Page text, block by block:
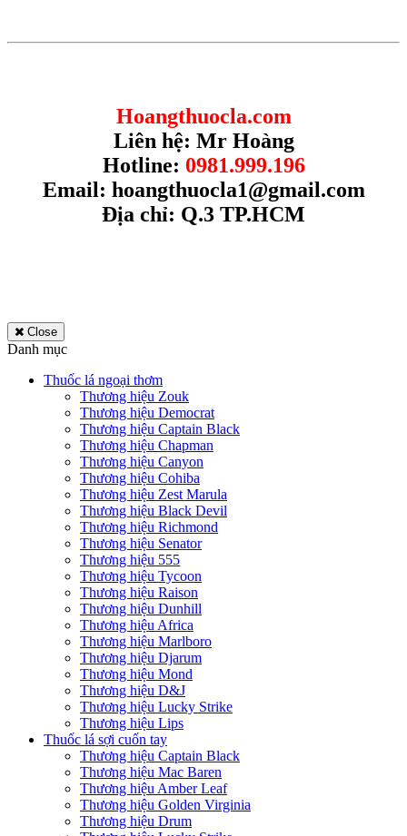
Hoangthuocla.com
Liên hệ: Mr Hoàng
Hotline: 0981.999.196
Email: hoangthuocla1@gmail.com
Địa chỉ: Q.3 TP.HCM
Close
Danh mục
Thuốc lá ngoại thơm
Thương hiệu Zouk
Thương hiệu Democrat
Thương hiệu Captain Black
Thương hiệu Chapman
Thương hiệu Canyon
Thương hiệu Cohiba
Thương hiệu Zest Marula
Thương hiệu Black Devil
Thương hiệu Richmond
Thương hiệu Senator
Thương hiệu 555
Thương hiệu Tycoon
Thương hiệu Raison
Thương hiệu Dunhill
Thương hiệu Africa
Thương hiệu Marlboro
Thương hiệu Djarum
Thương hiệu Mond
Thương hiệu D&J
Thương hiệu Lucky Strike
Thương hiệu Lips
Thuốc lá sợi cuốn tay
Thương hiệu Captain Black
Thương hiệu Mac Baren
Thương hiệu Amber Leaf
Thương hiệu Golden Virginia
Thương hiệu Drum